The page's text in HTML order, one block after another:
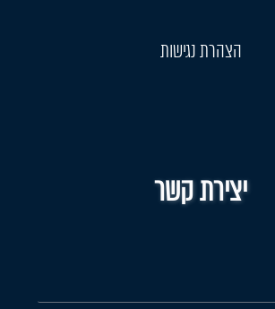
הצהרת נגישות
יצירת קשר